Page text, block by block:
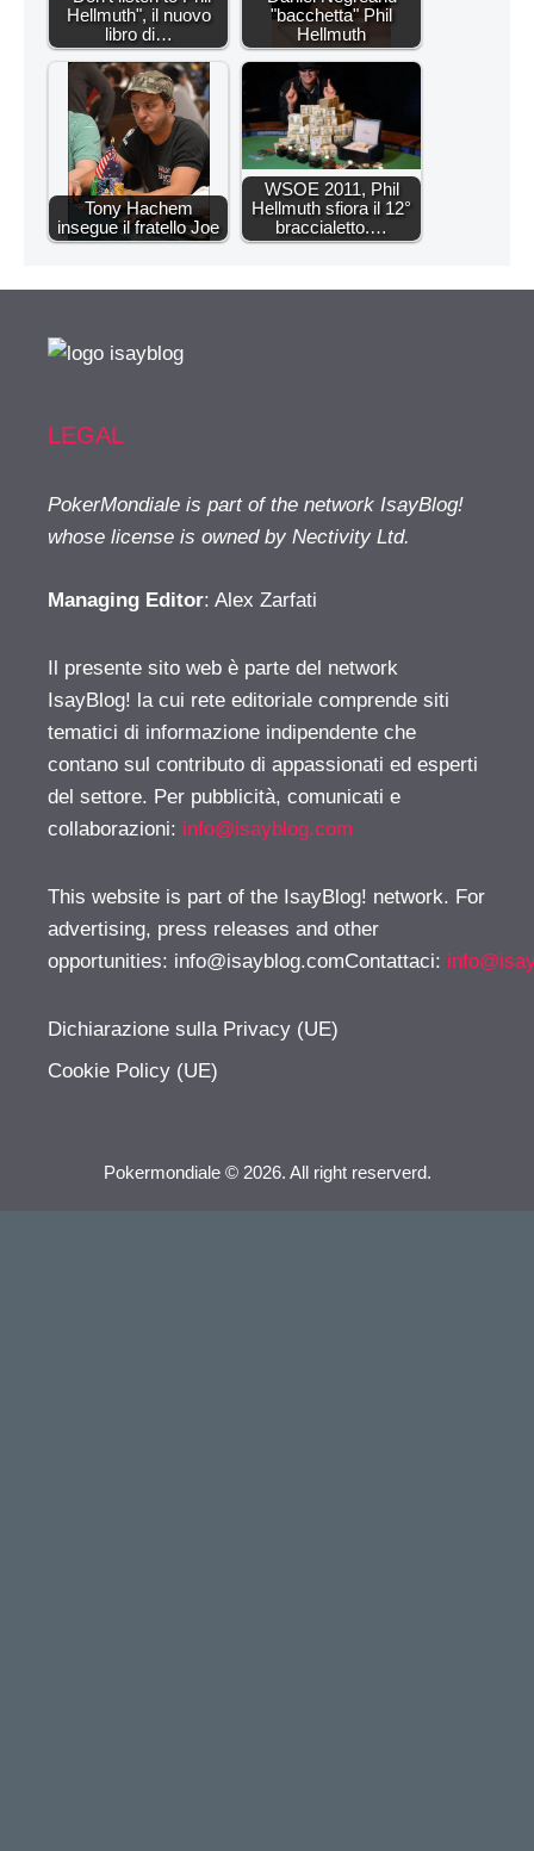
Hellmuth", il nuovo
libro di…
"bacchetta" Phil
Hellmuth
Tony Hachem
insegue il fratello Joe
WSOE 2011, Phil
Hellmuth sfiora il 12°
braccialetto.…
LEGAL
PokerMondiale is part of the network IsayBlog!
whose license is owned by Nectivity Ltd.
Managing Editor: Alex Zarfati
Il presente sito web è parte del network
IsayBlog! la cui rete editoriale comprende siti
tematici di informazione indipendente che
contano sul contributo di appassionati ed esperti
del settore. Per pubblicità, comunicati e
collaborazioni: info@isayblog.com
This website is part of the IsayBlog! network. For
advertising, press releases and other
opportunities: info@isayblog.comContattaci:
Dichiarazione sulla Privacy (UE)
Cookie Policy (UE)
Pokermondiale © 2026. All right reserverd.